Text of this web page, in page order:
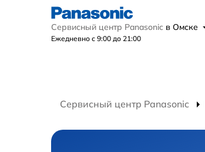
Сервисный центр Panasonic в Омске
Ежедневно с 9:00 до 21:00
Сервисный центр Panasonic